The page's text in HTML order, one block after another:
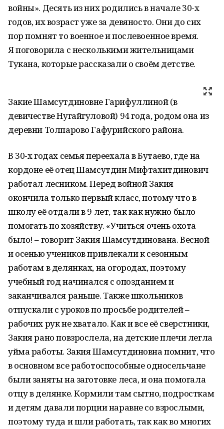
войны». Десять из них родились в начале 30-х
годов, их возраст уже за девяносто. Они до сих
пор помнят то военное и послевоенное время.
Я поговорила с несколькими жительницами
Тукана, которые рассказали о своём детстве.
Закие Шамсутдиновне Гарифуллиной (в
девичестве Нугайгуловой) 94 года, родом она из
деревни Толпарово Гафурийского района.
В 30-х годах семья переехала в Бутаево, где на
кордоне её отец Шамсутдин Мифтахитдинович
работал лесником. Перед войной Закия
окончила только первый класс, потому что в
школу её отдали в 9 лет, так как нужно было
помогать по хозяйству. «Учиться очень охота
было! – говорит Закия Шамсутдинована. Весной
и осенью учеников привлекали к сезонным
работам в делянках, на огородах, поэтому
учебный год начинался с опозданием и
заканчивался раньше. Также школьников
отпускали с уроков по просьбе родителей –
рабочих рук не хватало. Как и все её сверстники,
Закия рано повзрослела, на детские плечи легла
уйма работы. Закия Шамсутдиновна помнит, что
в основном все работоспособные односельчане
были заняты на заготовке леса, и она помогала
отцу в делянке. Кормили там сытно, подросткам
и детям давали порции наравне со взрослыми,
поэтому туда и шли работать, так как во многих